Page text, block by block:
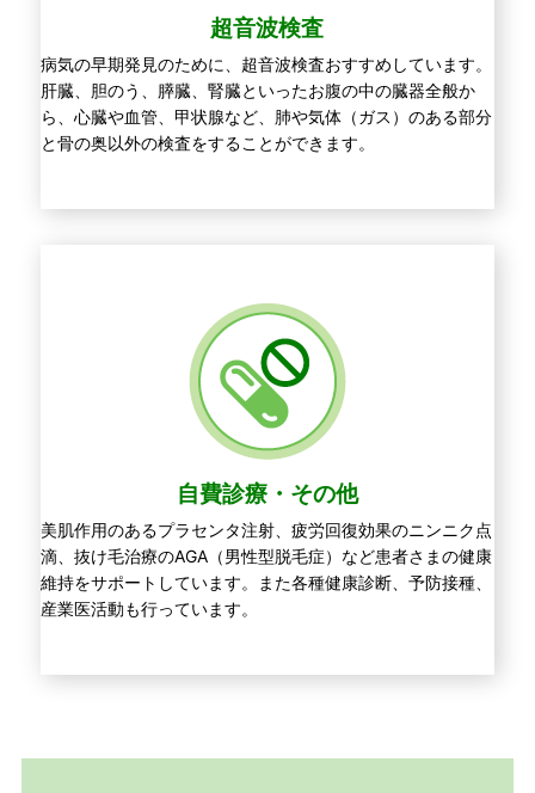
超音波検査
病気の早期発見のために、超音波検査おすすめしています。
肝臓、胆のう、膵臓、腎臓といったお腹の中の臓器全般か
ら、心臓や血管、甲状腺など、肺や気体（ガス）のある部分
と骨の奥以外の検査をすることができます。
自費診療・その他
美肌作用のあるプラセンタ注射、疲労回復効果のニンニク点
滴、抜け毛治療のAGA（男性型脱毛症）など患者さまの健康
維持をサポートしています。また各種健康診断、予防接種、
産業医活動も行っています。